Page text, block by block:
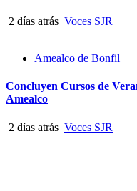
2 días atrás Voces SJR
Amealco de Bonfil
Concluyen Cursos de
Amealco
2 días atrás Voces SJR